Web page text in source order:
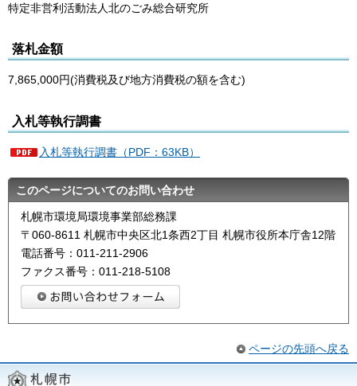
特定非営利活動法人北のごみ総合研究所
落札金額
7,865,000円(消費税及び地方消費税の額を含む)
入札等執行調書
入札等執行調書（PDF：63KB）
このページについてのお問い合わせ
札幌市環境局環境事業部総務課
〒060-8611 札幌市中央区北1条西2丁目 札幌市役所本庁舎12階
電話番号：011-211-2906
ファクス番号：011-218-5108
ページの先頭へ戻る